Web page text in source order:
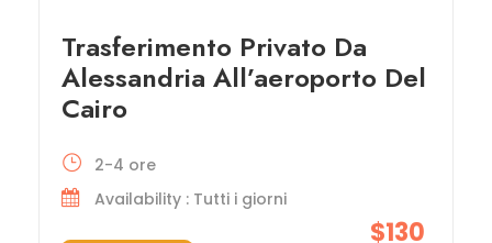
Trasferimento Privato Da
Alessandria All’aeroporto Del
Cairo
$130
2-4 ore
Availability : Tutti i giorni